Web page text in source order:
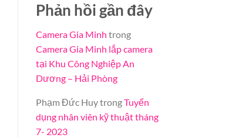
Phản hồi gần đây
Camera Gia Minh trong
Camera Gia Minh lắp camera
tại Khu Công Nghiệp An
Dương – Hải Phòng
Phạm Đức HuytrongTuyển
dụng nhân viên kỹ thuật tháng
7- 2023